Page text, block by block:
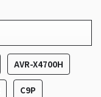
AVR-X4700H
C9P